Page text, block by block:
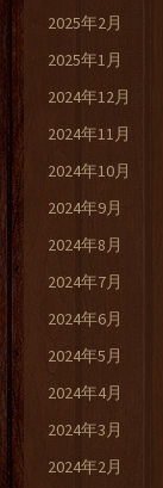
2025年2月
2025年1月
2024年12月
2024年11月
2024年10月
2024年9月
2024年8月
2024年7月
2024年6月
2024年5月
2024年4月
2024年3月
2024年2月